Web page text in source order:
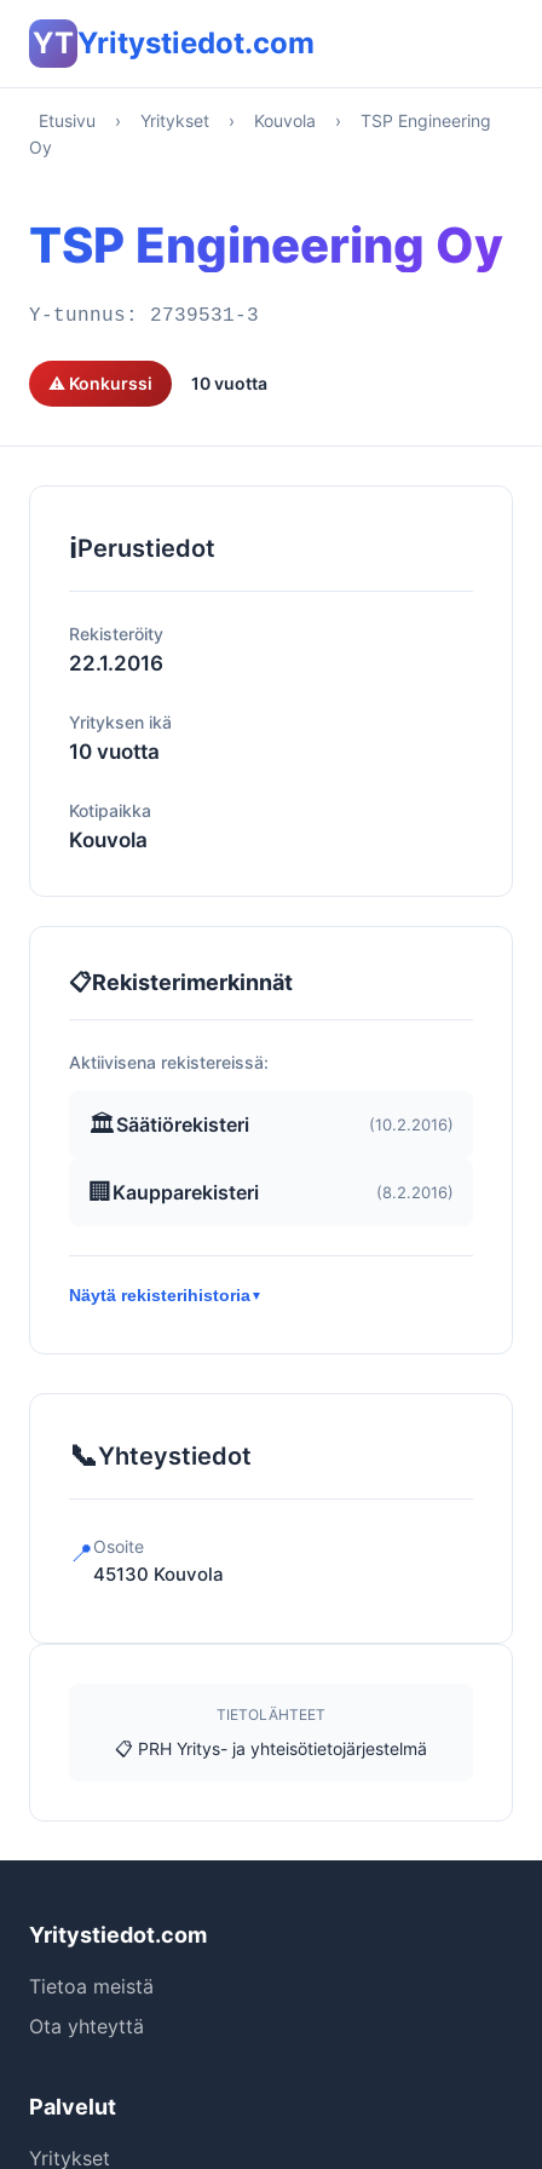
YTYritystiedot.com
Etusivu › Yritykset › Kouvola ›
TSP Engineering
Oy
TSP Engineering Oy
Y-tunnus: 2739531-3
⚠️ Konkurssi 10 vuotta
ℹ️Perustiedot
Rekisteröity
22.1.2016
Yrityksen ikä
10 vuotta
Kotipaikka
Kouvola
📋Rekisterimerkinnät
Aktiivisena rekistereissä:
🏛️Säätiörekisteri (10.2.2016)
🏢 Kaupparekisteri (8.2.2016)
Näytä rekisterihistoria▼
📞Yhteystiedot
📍Osoite
45130 Kouvola
TIETOLÄHTEET
📋 PRH Yritys- ja yhteisötietojärjestelmä
Yritystiedot.com
Tietoa meistä
Ota yhteyttä
Palvelut
Yritykset